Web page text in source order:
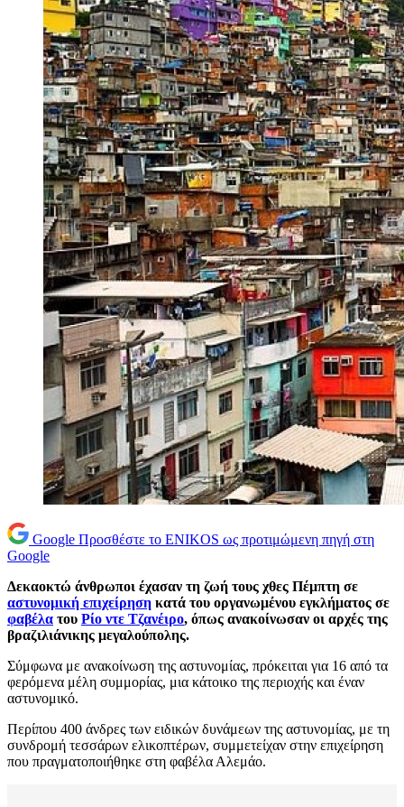
Google Προσθέστε το ENIKOS ως προτιμώμενη πηγή στη
Google
Δεκαοκτώ άνθρωποι έχασαν τη ζωή τους χθες Πέμπτη σε
αστυνομική επιχείρηση κατά του οργανωμένου εγκλήματος σε
φαβέλα του Ρίο ντε Τζανέιρο, όπως ανακοίνωσαν οι αρχές της
βραζιλιάνικης μεγαλούπολης.
Σύμφωνα με ανακοίνωση της αστυνομίας, πρόκειται για 16 από τα
φερόμενα μέλη συμμορίας, μια κάτοικο της περιοχής και έναν
αστυνομικό.
Περίπου 400 άνδρες των ειδικών δυνάμεων της αστυνομίας, με τη
συνδρομή τεσσάρων ελικοπτέρων, συμμετείχαν στην επιχείρηση
που πραγματοποιήθηκε στη φαβέλα Αλεμάο.